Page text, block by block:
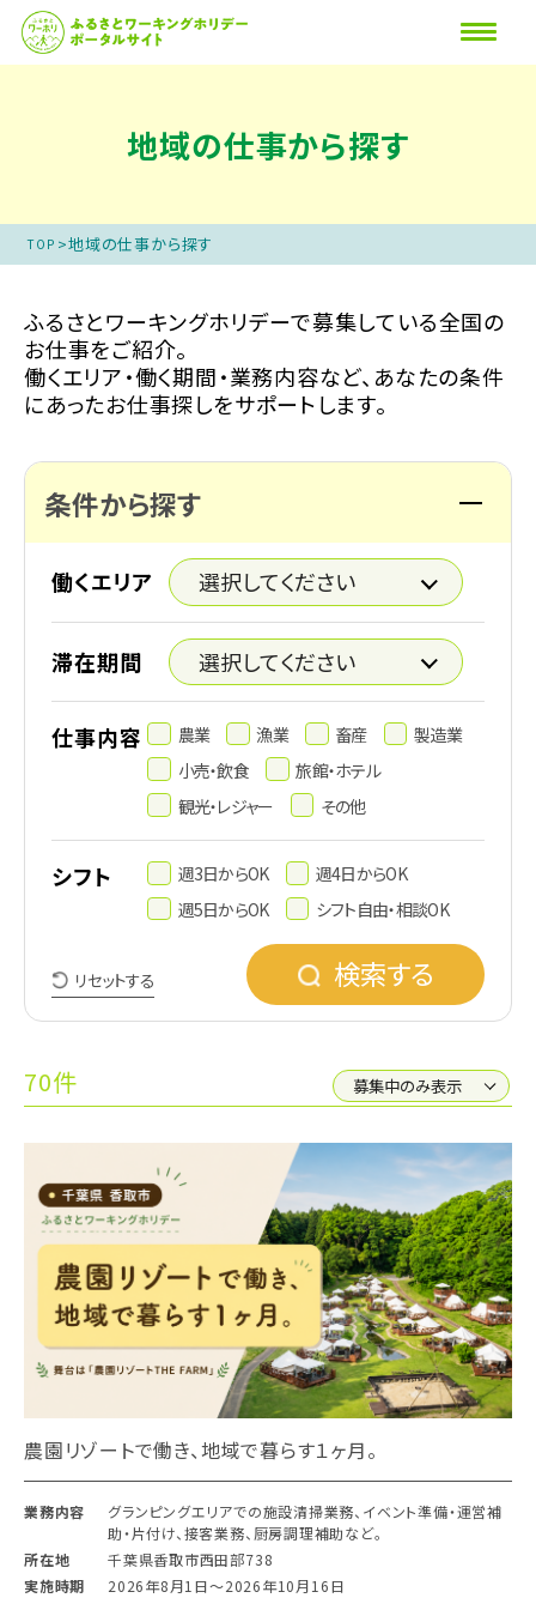
地域の仕事から探す
TOP >地域の仕事から探す
ふるさとワーキングホリデーで募集している全国の
お仕事をご紹介。
働くエリア・働く期間・業務内容など、あなたの条件
にあったお仕事探しをサポートします。
条件から探す
働くエリア
滞在期間
仕事内容 農業 漁業 畜産
製造業
小売・飲食
旅館・ホテル
観光・レジャー
その他
シフト 週3日からOK
週4日からOK
週5日からOK
シフト自由・相談OK
検索する
リセットする
70件
農園リゾートで働き、地域で暮らす１ヶ月。
業務内容
グランピングエリアでの施設清掃業務、イベント準備・運営補
助・片付け、接客業務、厨房調理補助など。
所在地
千葉県香取市西田部738
実施時期
2026年8月1日〜2026年10月16日